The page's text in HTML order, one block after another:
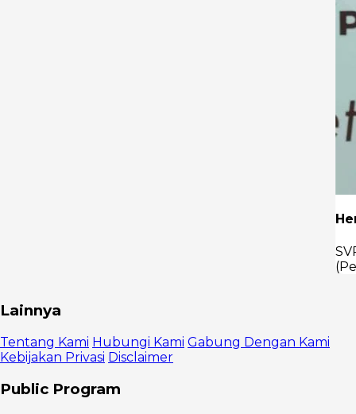
Lainnya
Tentang Kami Hubungi Kami Gabung Dengan Kami
Kebijakan Privasi Disclaimer
Public Program